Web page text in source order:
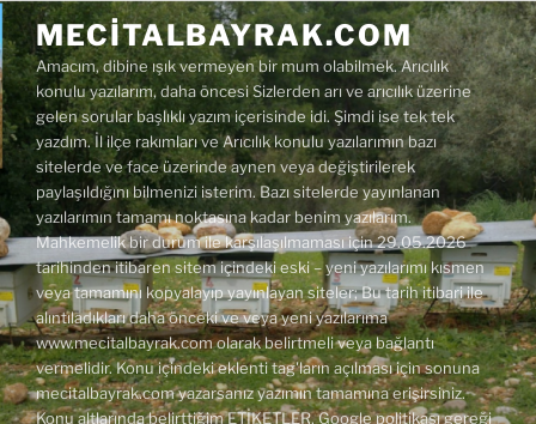
İçeriğe
geç MECITALBAYRAK.COM
Amacım, dibine ışık vermeyen bir mum olabilmek. Arıcılık
konulu yazılarım, daha öncesi Sizlerden arı ve arıcılık üzerine
gelen sorular başlıklı yazım içerisinde idi. Şimdi ise tek tek
yazdım. İl ilçe rakımları ve Arıcılık konulu yazılarımın bazı
sitelerde ve face üzerinde aynen veya değiştirilerek
paylaşıldığını bilmenizi isterim. Bazı sitelerde yayınlanan
yazılarımın tamamı noktasına kadar benim yazılarım.
Mahkemelik bir durum ile karşılaşılmaması için 29.05.2026
tarihinden itibaren sitem içindeki eski – yeni yazılarımı kısmen
veya tamamını kopyalayıp yayınlayan siteler; Bu tarih itibari ile
alıntıladıkları daha önceki ve veya yeni yazılarıma
www.mecitalbayrak.com olarak belirtmeli veya bağlantı
vermelidir. Konu içindeki eklenti tag'ların açılması için sonuna
mecitalbayrak.com yazarsanız yazımın tamamına erişirsiniz.
Konu altlarında belirttiğim ETİKETLER, Google politikası gereği